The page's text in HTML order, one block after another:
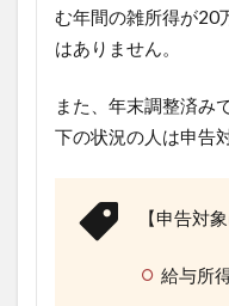
む年間の雑所得が20
はありません。
また、年末調整済み
下の状況の人は申告
【申告対
給与所